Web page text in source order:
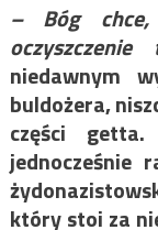
– Bóg chce,
niedawnym
buldożera,
części
jednocześnie
który stoi za